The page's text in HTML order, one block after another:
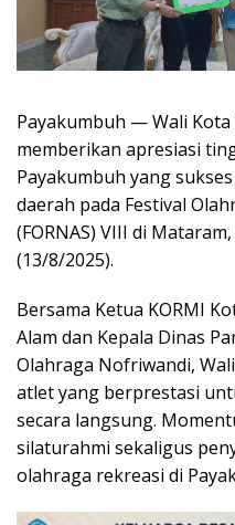
Payakumbuh — Wali
memberikan apresiasi
Payakumbuh yang
daerah pada Festival
(FORNAS) VIII di
(13/8/2025).
Bersama Ketua KORMI
Alam dan Kepala Dinas
Olahraga Nofriwandi,
atlet yang berprestasi
secara langsung.
silaturahmi sekaligus
olahraga rekreasi di